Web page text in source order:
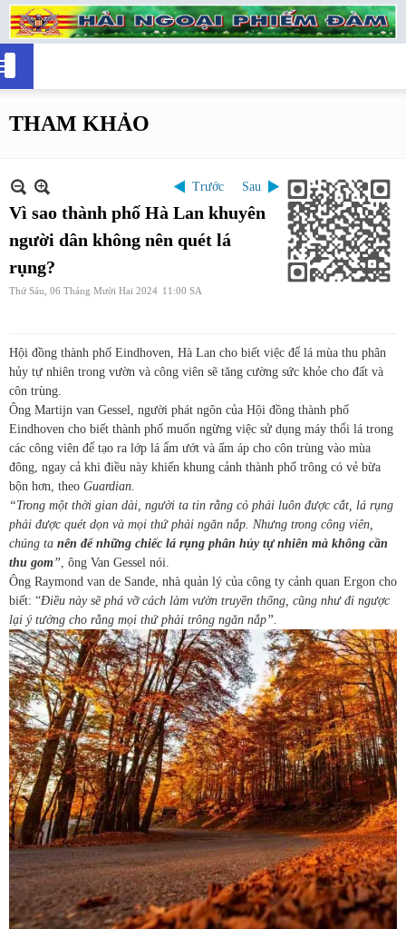
THAM KHẢO
Trước Sau
Vì sao thành phố Hà Lan khuyên
người dân không nên quét lá
rụng?
Thứ Sáu, 06 Tháng Mười Hai 2024 11:00 SA
Hội đồng thành phố Eindhoven, Hà Lan cho biết việc để lá mùa thu phân
hủy tự nhiên trong vườn và công viên sẽ tăng cường sức khỏe cho đất và
côn trùng.
Ông Martijn van Gessel, người phát ngôn của Hội đồng thành phố
Eindhoven cho biết thành phố muốn ngừng việc sử dụng máy thổi lá trong
các công viên để tạo ra lớp lá ẩm ướt và ấm áp cho côn trùng vào mùa
đông, ngay cả khi điều này khiến khung cảnh thành phố trông có vẻ bừa
bộn hơn, theo Guardian.
“Trong một thời gian dài, người ta tin rằng cỏ phải luôn được cắt, lá rụng
phải được quét dọn và mọi thứ phải ngăn nắp. Nhưng trong công viên,
chúng ta nên để những chiếc lá rụng phân hủy tự nhiên mà không cần
thu gom” , ông Van Gessel nói.
Ông Raymond van de Sande, nhà quản lý của công ty cảnh quan Ergon cho
biết: “Điều này sẽ phá vỡ cách làm vườn truyền thống, cũng như đi ngược
lại ý tưởng cho rằng mọi thứ phải trông ngăn nắp”.